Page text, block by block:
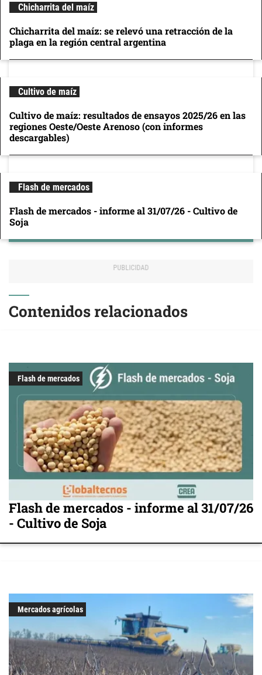
Chicharrita del maíz
Chicharrita del maíz: se relevó una retracción de la
plaga en la región central argentina
Cultivo de maíz
Cultivo de maíz: resultados de ensayos 2025/26 en las
regiones Oeste/Oeste Arenoso (con informes
descargables)
Flash de mercados
Flash de mercados - informe al 31/07/26 - Cultivo de
Soja
Contenidos relacionados
Flash de mercados
Flash de mercados - informe al 31/07/26
- Cultivo de Soja
Mercados agrícolas